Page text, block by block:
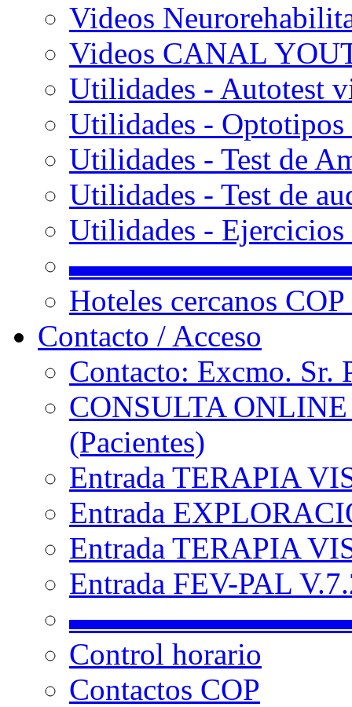
Videos
Videos CANAL
Utilidades - Autotest
Utilidades -
Utilidades - Test de
Utilidades - Test de
Utilidades -
Hoteles cercanos
Contacto / Acceso
Contacto: Excmo. Sr.
CONSULTA
(Pacientes)
Entrada TERAPIA
Entrada
Entrada TERAPIA
Entrada FEV-PAL
Control horario
Contactos COP